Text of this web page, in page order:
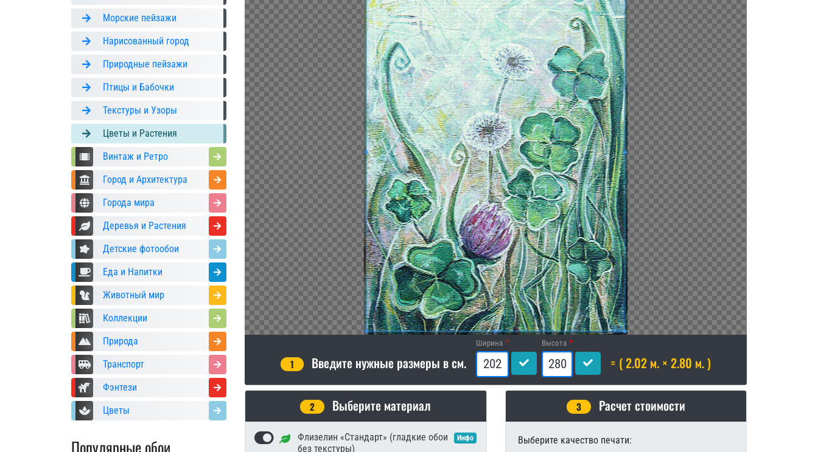
Морские пейзажи
Нарисованный город
Природные пейзажи
Птицы и Бабочки
Текстуры и Узоры
Цветы и Растения
Винтаж и Ретро
Город и Архитектура
Города мира
Деревья и Растения
Детские фотообои
Еда и Напитки
Животный мир
Коллекции
Природа
Транспорт
Фэнтези
Цветы
Популярные обои
1 Введите нужные размеры в см.
Ширина Высота
= ( 2.02 м. × 2.80 м. )
2 Выберите материал
Флизелин «Стандарт» (гладкие обои
без текстуры)
Инфо
3 Расчет стоимости
Выберите качество печати: